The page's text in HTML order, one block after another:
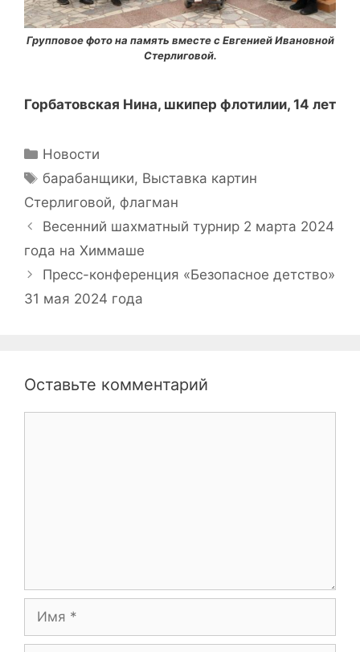
Групповое фото на память вместе с Евгенией Ивановной
Стерлиговой.
Горбатовская Нина, шкипер флотилии, 14 лет
Рубрики
Новости
Метки
барабанщики, Выставка картин
Стерлиговой, флагман
Навигация
Весенний шахматный турнир 2 марта 2024
года на Химмаше
Пресс-конференция «Безопасное детство»
31 мая 2024 года
Оставьте комментарий